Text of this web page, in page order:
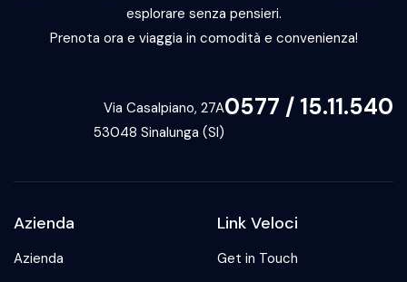
esplorare senza pensieri.
Prenota ora e viaggia in comodità e convenienza!
0577 / 15.11.540
Via Casalpiano, 27A
53048 Sinalunga (SI)
Azienda
Azienda
Link Veloci
Get in Touch